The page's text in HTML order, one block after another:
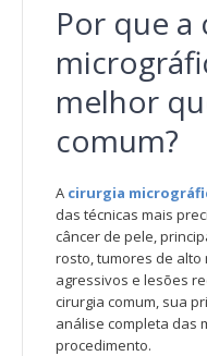
Por que a
melhor
comum?
A cirurgia
das técnicas mais
câncer de pele,
rosto, tumores de alto
agressivos e lesões
cirurgia comum, sua
análise completa das
procedimento.